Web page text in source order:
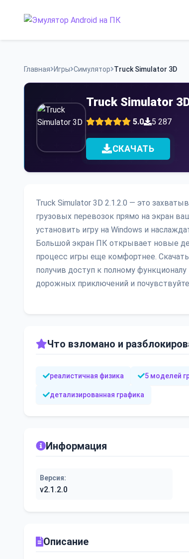
Главная Игры Симулятор Truck Simulator 3D
Truck Simulator
5.0 5 287
СКАЧАТЬ
Truck Simulator 3D 2.1.2.0 — это
грузовых перевозок прямо на экран
установить игру на Windows и
Большой экран ПК открывает новые
процесс игры еще комфортнее.
получив доступ к полному
дорожных приключений и
Что взломано и
реалистичная физика 5 моделей
детализированная графика
Информация
Версия:
v2.1.2.0
Описание